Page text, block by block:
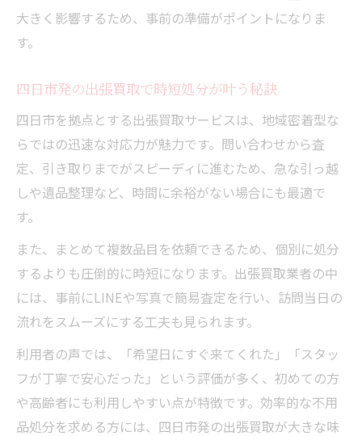
大きく影響するため、事前の準備がポイントになりま
す。
四日市発の出張買取で時短処分が叶う秘訣
四日市を拠点とする出張買取サービスは、地域密着型な
らではの迅速な対応力が魅力です。問い合わせから査
定、引き取りまでがスピーディに進むため、急な引っ越
しや遺品整理など、時間に余裕がない場合にも最適で
す。
また、まとめて複数品目を依頼できるため、個別に処分
するよりも圧倒的に時短になります。出張買取業者の中
には、事前にLINEや写真で簡易査定を行い、訪問当日の
流れをスムーズにする工夫も見られます。
利用者の声では、「希望日にすぐ来てくれた」「スタッ
フが丁寧で安心だった」という評価が多く、初めての方
や高齢者にも利用しやすい点が特徴です。効率的な不用
品処分を求める方には、四日市発の出張買取が大きな味